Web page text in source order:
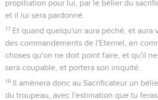
propitiation pour lui, par le bélier du
et il lui sera pardonné.
17 Et quand quelqu'un aura péché, et aura
des commandements de l'Eternel, en
choses qu'on ne doit point faire, et qu'il
sera coupable, et portera son iniquité.
18 Il amènera donc au Sacrificateur un
du troupeau, avec l'estimation que tu